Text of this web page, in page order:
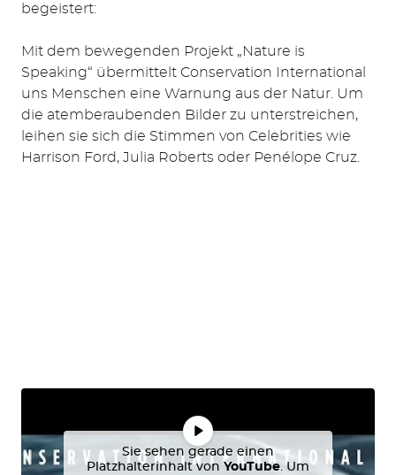
begeistert:
Mit dem bewegenden Projekt „Nature is
Speaking“ übermittelt Conservation International
uns Menschen eine Warnung aus der Natur. Um
die atemberaubenden Bilder zu unterstreichen,
leihen sie sich die Stimmen von Celebrities wie
Harrison Ford, Julia Roberts oder Penélope Cruz.
Sie sehen gerade einen
Platzhalterinhalt von YouTube. Um